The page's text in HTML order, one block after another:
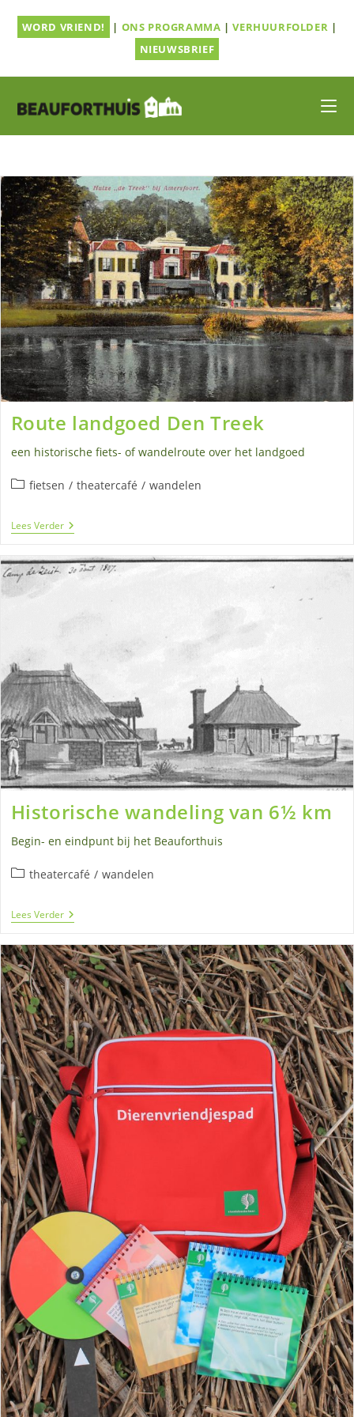
naarWORD VRIEND! | ONS PROGRAMMA |VERHUURFOLDER |
NIEUWSBRIEF
Route landgoed Den Treek
een historische fiets- of wandelroute over het landgoed
Berichtcategorie:
fietsen / theatercafé / wandelen
Lees VerderRoute
Landgoed
Treek
Historische wandeling van 6½ km
Begin- en eindpunt bij het Beauforthuis
Berichtcategorie:
theatercafé / wandelen
Lees VerderHistorische
Wandeling
6½
Km